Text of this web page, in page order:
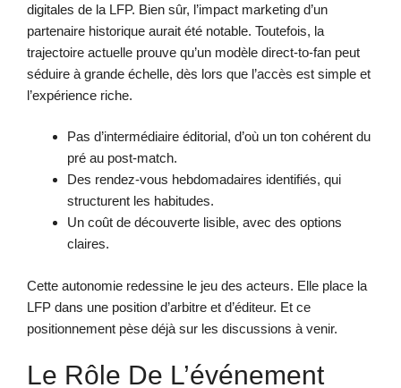
digitales de la LFP. Bien sûr, l’impact marketing d’un
partenaire historique aurait été notable. Toutefois, la
trajectoire actuelle prouve qu’un modèle direct-to-fan peut
séduire à grande échelle, dès lors que l’accès est simple et
l’expérience riche.
Pas d’intermédiaire éditorial, d’où un ton cohérent du
pré au post-match.
Des rendez-vous hebdomadaires identifiés, qui
structurent les habitudes.
Un coût de découverte lisible, avec des options
claires.
Cette autonomie redessine le jeu des acteurs. Elle place la
LFP dans une position d’arbitre et d’éditeur. Et ce
positionnement pèse déjà sur les discussions à venir.
Le Rôle De L’événement